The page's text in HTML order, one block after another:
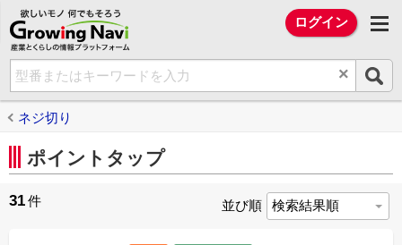
欲しいモノ 何でもそろう Growing Navi（
ログイン
×
ネジ切り
ポイントタップ
31件 並び順